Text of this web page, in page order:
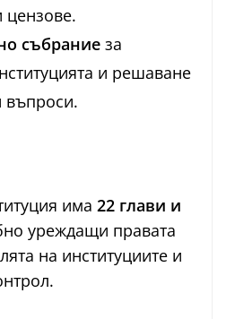
цензове.
събрание за
и решаване
въпроси.
има 22 глави и
уреждащи правата
на институциите и